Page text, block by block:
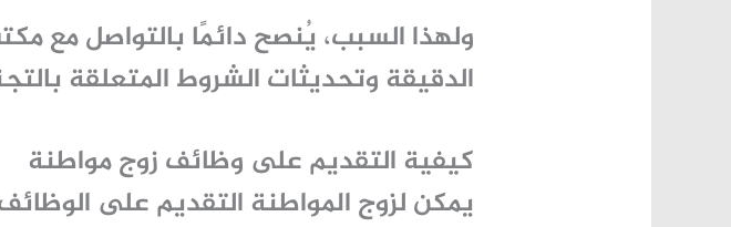
ولهذا السبب، يُنصح دائمًا بالتواصل مع
الدقيقة وتحديثات الشروط المتعلقة
كيفية التقديم على وظائف زوج مواطنة
يمكن لزوج المواطنة التقديم على